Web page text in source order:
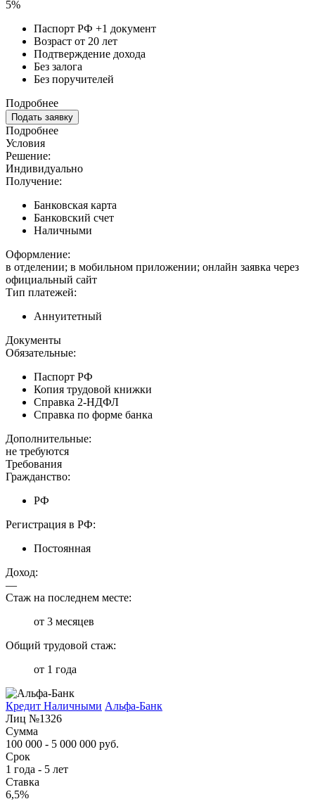
5%
Паспорт РФ +1 документ
Возраст от 20 лет
Подтверждение дохода
Без залога
Без поручителей
Подробнее
Подать заявку
Подробнее
Условия
Решение:
Индивидуально
Получение:
Банковская карта
Банковский счет
Наличными
Оформление:
в отделении; в мобильном приложении; онлайн заявка через
официальный сайт
Тип платежей:
Аннуитетный
Документы
Обязательные:
Паспорт РФ
Копия трудовой книжки
Справка 2-НДФЛ
Справка по форме банка
Дополнительные:
не требуются
Требования
Гражданство:
РФ
Регистрация в РФ:
Постоянная
Доход:
—
Стаж на последнем месте:
от 3 месяцев
Общий трудовой стаж:
от 1 года
Кредит Наличными Альфа-Банк
Лиц №1326
Сумма
100 000 - 5 000 000 руб.
Срок
1 года - 5 лет
Ставка
6,5%